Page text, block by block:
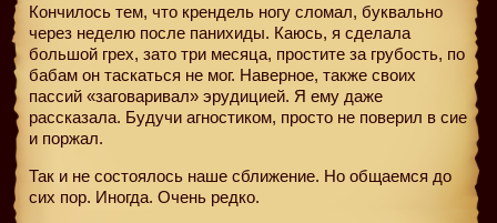
Кончилось тем, что крендель ногу сломал, буквально
через неделю после панихиды. Каюсь, я сделала
большой грех, зато три месяца, простите за грубость, по
бабам он таскаться не мог. Наверное, также своих
пассий «заговаривал» эрудицией. Я ему даже
рассказала. Будучи агностиком, просто не поверил в сие
и поржал.
Так и не состоялось наше сближение. Но общаемся до
сих пор. Иногда. Очень редко.